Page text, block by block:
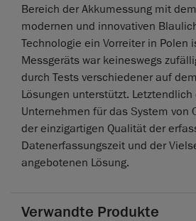
Bereich der Akkumessung mit
modernen und innovativen
Technologie ein Vorreiter in Polen
Messgeräts war keineswegs
durch Tests verschiedener auf
Lösungen unterstützt.
Unternehmen für das System von
der einzigartigen Qualität der
Datenerfassungszeit und der
angebotenen Lösung.
Verwandte Produkte